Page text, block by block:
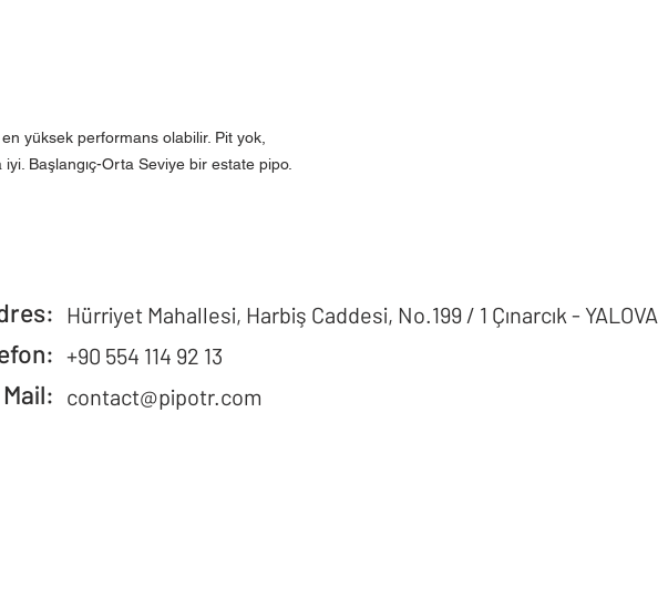
yüksek performans olabilir. Pit yok,
Başlangıç-Orta Seviye bir estate pipo.
Mail:
Hürriyet Mahallesi, Harbiş Caddesi, No.199 / 1 Çınarcık - YALOVA
+90 554 114 92 13
contact@pipotr.com